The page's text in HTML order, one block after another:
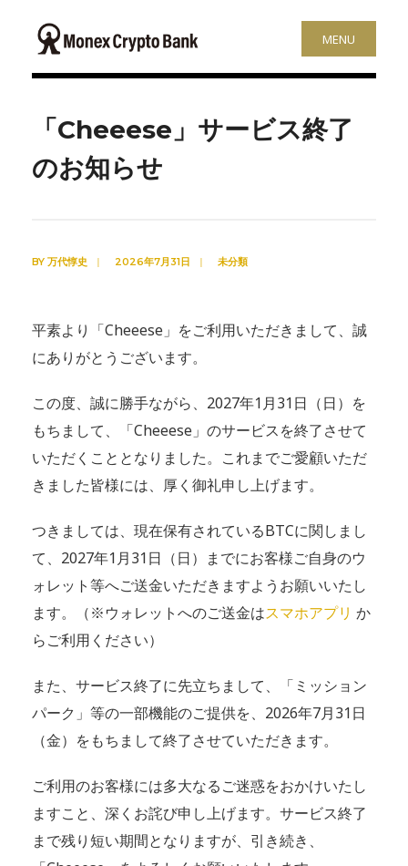
MENU
「Cheeese」サービス終了
のお知らせ
BY 万代惇史 | 2026年7月31日 | 未分類
平素より「Cheeese」をご利用いただきまして、誠
にありがとうございます。
この度、誠に勝手ながら、2027年1月31日（日）を
もちまして、「Cheeese」のサービスを終了させて
いただくこととなりました。これまでご愛顧いただ
きました皆様には、厚く御礼申し上げます。
つきましては、現在保有されているBTCに関しまし
て、2027年1月31日（日）までにお客様ご自身のウ
ォレット等へご送金いただきますようお願いいたし
ます。（※ウォレットへのご送金はスマホアプリ か
らご利用ください）
また、サービス終了に先立ちまして、「ミッション
パーク」等の一部機能のご提供を、2026年7月31日
（金）をもちまして終了させていただきます。
ご利用のお客様には多大なるご迷惑をおかけいたし
ますこと、深くお詫び申し上げます。サービス終了
まで残り短い期間となりますが、引き続き、